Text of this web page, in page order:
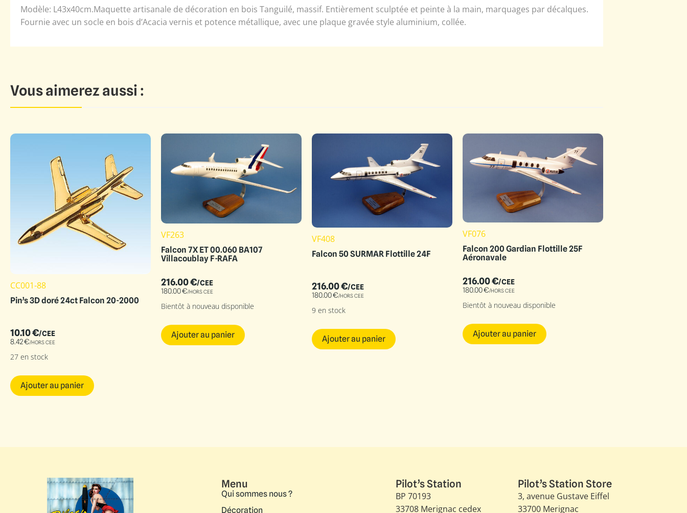
Modèle: L43x40cm.Maquette artisanale de décoration en bois Tanguilé, massif. Entièrement sculptée et peinte à la main, marquages par décalques.
Fournie avec un socle en bois d’Acacia vernis et potence métallique, avec une plaque gravée style aluminium, collée.
Vous aimerez aussi :
CC001-88
Pin’s 3D doré 24ct Falcon 20-2000
10.10€/CEE
8.42€/HORS CEE
27 en stock
Ajouter au panier
VF263
Falcon 7X ET 00.060 BA107
Villacoublay F-RAFA
216.00€/CEE
180.00€/HORS CEE
Bientôt à nouveau disponible
Ajouter au panier
VF408
Falcon 50 SURMAR Flottille 24F
216.00€/CEE
180.00€/HORS CEE
9 en stock
Ajouter au panier
VF076
Falcon 200 Gardian Flottille 25F
Aéronavale
216.00€/CEE
180.00€/HORS CEE
Bientôt à nouveau disponible
Ajouter au panier
Menu
Qui sommes nous ?
Décoration
Pilot’s Station
BP 70193
33708 Merignac cedex
Pilot’s Station Store
3, avenue Gustave Eiffel​
33700 Merignac